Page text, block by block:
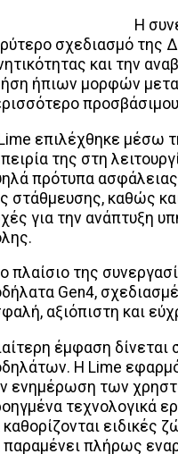
Η
σχεδιασμό της
και την
ήπιων μορφών
επιλέχθηκε μέσω
της στη
πρότυπα
στάθμευσης, καθώς
για την ανάπτυξη
πλαίσιο της
Gen4,
αξιόπιστη και
έμφαση
Η Lime
ενημέρωση των
τεχνολογικά
καθορίζονται ειδικές
παραμένει πλήρως